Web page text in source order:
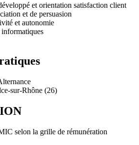
et orientation satisfaction client
et de persuasion
et autonomie
sur-Rhône (26)
selon la grille de rémunération